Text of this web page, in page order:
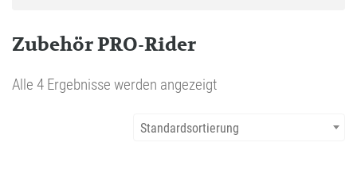
Zubehör PRO-Rider
Alle 4 Ergebnisse werden angezeigt
Standardsortierung